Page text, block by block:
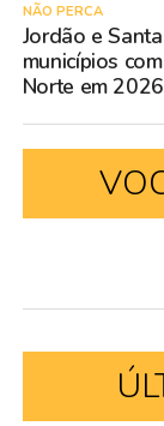
NÃO PERCA
Jordão e
municípios
Norte em 2026